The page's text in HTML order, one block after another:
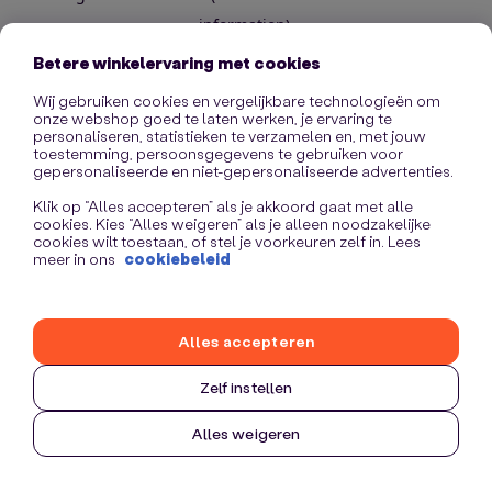
information).
Betere winkelervaring met cookies
Wij gebruiken cookies en vergelijkbare technologieën om
onze webshop goed te laten werken, je ervaring te
personaliseren, statistieken te verzamelen en, met jouw
toestemming, persoonsgegevens te gebruiken voor
gepersonaliseerde en niet-gepersonaliseerde advertenties.
Klik op “Alles accepteren” als je akkoord gaat met alle
cookies. Kies “Alles weigeren” als je alleen noodzakelijke
cookies wilt toestaan, of stel je voorkeuren zelf in. Lees
meer in ons cookiebeleid
Zelf instellen
Alles weigeren
Alles accepteren